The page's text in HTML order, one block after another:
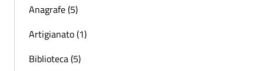
Anagrafe (5)
Artigianato (1)
Biblioteca (5)